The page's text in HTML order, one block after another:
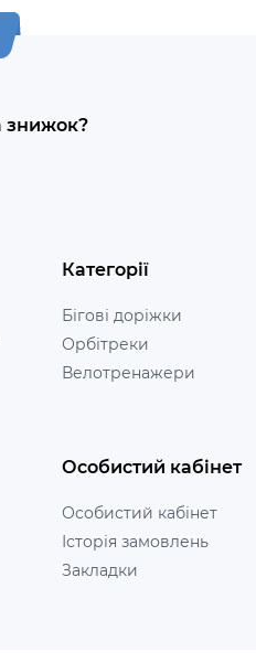
знижок?
Категорії
Бігові доріжки
Орбітреки
Велотренажери
Особистий кабінет
Особистий кабінет
Історія замовлень
Закладки